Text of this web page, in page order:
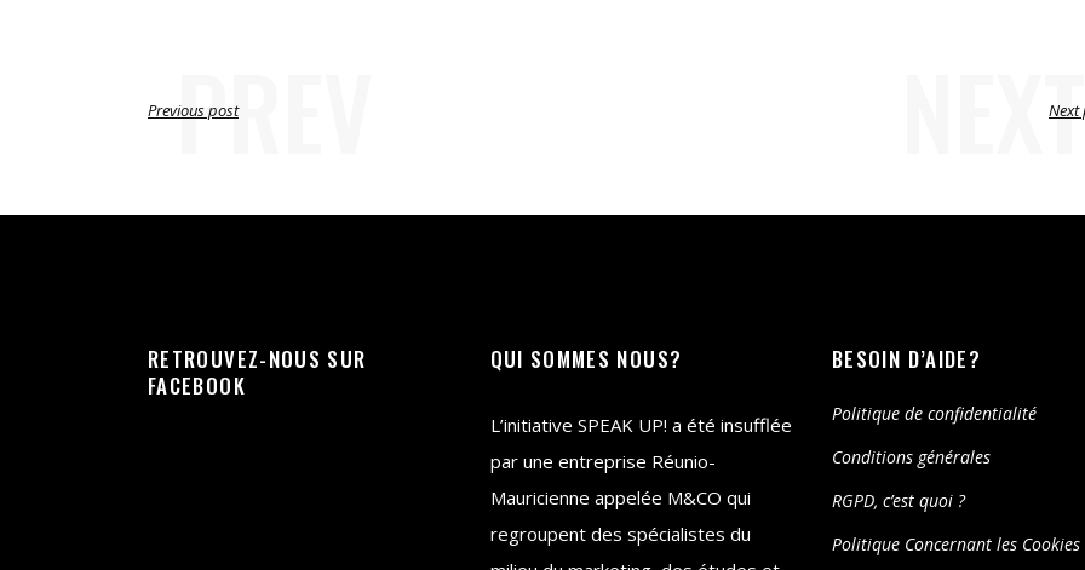
PREV
Previous post NEXT
Next
RETROUVEZ-NOUS SUR
FACEBOOK
QUI SOMMES NOUS?
L’initiative SPEAK UP! a été insufflée
par une entreprise Réunio-
Mauricienne appelée M&CO qui
regroupent des spécialistes du
BESOIN D’AIDE?
Politique de confidentialité
Conditions générales
RGPD, c’est quoi ?
Politique Concernant les Cookies